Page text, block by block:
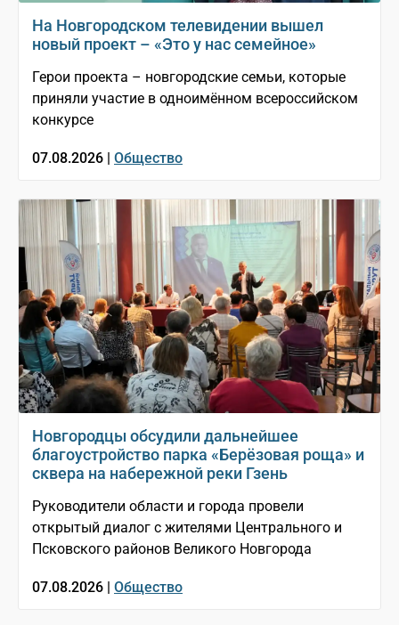
На Новгородском телевидении вышел
новый проект – «Это у нас семейное»
Герои проекта – новгородские семьи, которые
приняли участие в одноимённом всероссийском
конкурсе
07.08.2026 | Общество
Новгородцы обсудили дальнейшее
благоустройство парка «Берёзовая роща» и
сквера на набережной реки Гзень
Руководители области и города провели
открытый диалог с жителями Центрального и
Псковского районов Великого Новгорода
07.08.2026 | Общество